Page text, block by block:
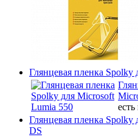
Глянцевая пленка
Глянцевая пленка
DS